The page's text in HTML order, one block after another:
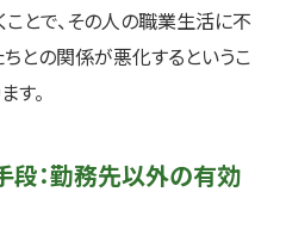
とで、その人の職業生活に不
との関係が悪化するというこ
す。
：勤務先以外の有効